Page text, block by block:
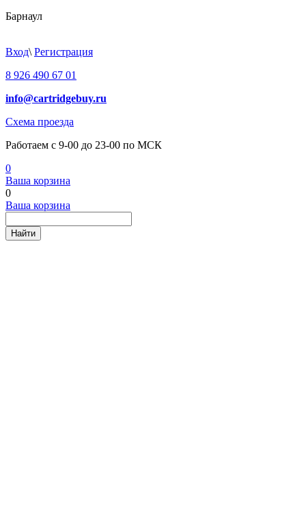
Барнаул
Вход\ Регистрация
8 926 490 67 01
info@cartridgebuy.ru
Схема проезда
Работаем с 9-00 до 23-00 по МСК
0
Ваша корзина
0
Ваша корзина
Найти